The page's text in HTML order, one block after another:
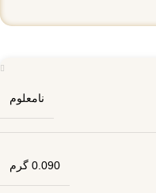
نامعلوم
0.090 گرم